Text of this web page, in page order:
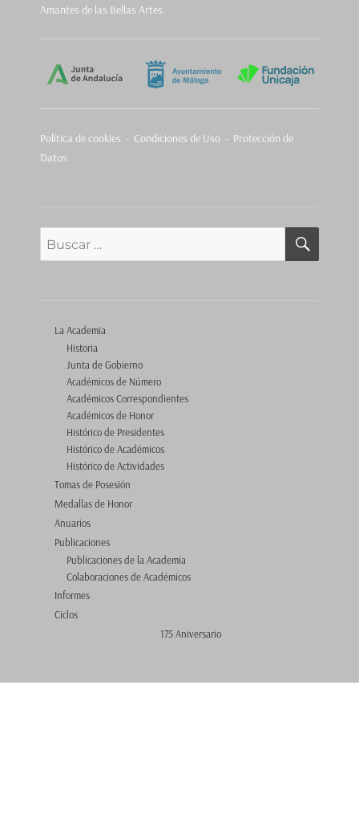
Amantes de las Bellas Artes.
Política de cookies - Condiciones de Uso - Protección de
Datos
Buscar
La Academia
Historia
Junta de Gobierno
Académicos de Número
Académicos Correspondientes
Académicos de Honor
Histórico de Presidentes
Histórico de Académicos
Histórico de Actividades
Tomas de Posesión
Medallas de Honor
Anuarios
Publicaciones
Publicaciones de la Academia
Colaboraciones de Académicos
Informes
Ciclos
175 Aniversario